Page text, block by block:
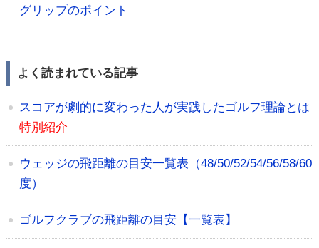
グリップのポイント
よく読まれている記事
スコアが劇的に変わった人が実践したゴルフ理論とは
特別紹介
ウェッジの飛距離の目安一覧表（48/50/52/54/56/58/60
度）
ゴルフクラブの飛距離の目安【一覧表】